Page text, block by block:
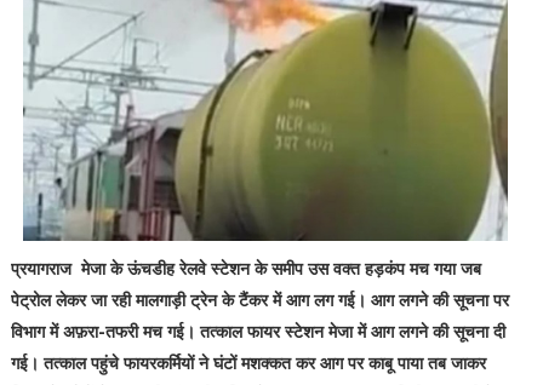
प्रयागराज मेजा के ऊंचडीह रेलवे स्टेशन के समीप उस वक्त हड़कंप मच गया जब
पेट्रोल लेकर जा रही मालगाड़ी ट्रेन के टैंकर में आग लग गई। आग लगने की सूचना पर
विभाग में अफ़रा-तफरी मच गई। तत्काल फायर स्टेशन मेजा में आग लगने की सूचना दी
गई। तत्काल पहुंचे फायरकर्मियों ने घंटों मशक्कत कर आग पर काबू पाया तब जाकर